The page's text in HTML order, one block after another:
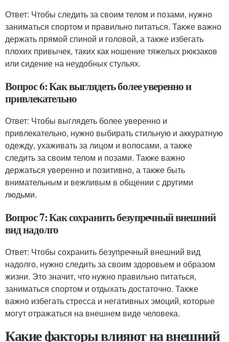
Ответ: Чтобы следить за своим телом и позами, нужно
заниматься спортом и правильно питаться. Также важно
держать прямой спиной и головой, а также избегать
плохих привычек, таких как ношение тяжелых рюкзаков
или сидение на неудобных стульях.
Вопрос 6: Как выглядеть более уверенно и
привлекательно
Ответ: Чтобы выглядеть более уверенно и
привлекательно, нужно выбирать стильную и аккуратную
одежду, ухаживать за лицом и волосами, а также
следить за своим телом и позами. Также важно
держаться уверенно и позитивно, а также быть
внимательным и вежливым в общении с другими
людьми.
Вопрос 7: Как сохранить безупречный внешний
вид надолго
Ответ: Чтобы сохранить безупречный внешний вид
надолго, нужно следить за своим здоровьем и образом
жизни. Это значит, что нужно правильно питаться,
заниматься спортом и отдыхать достаточно. Также
важно избегать стресса и негативных эмоций, которые
могут отражаться на внешнем виде человека.
Какие факторы влияют на внешний